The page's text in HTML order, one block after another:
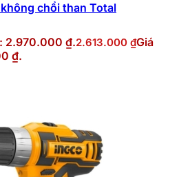
chổi than Total
2.970.000 ₫.2.613.000 ₫Giá
₫.